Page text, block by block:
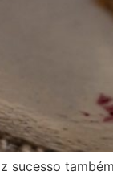
sucesso